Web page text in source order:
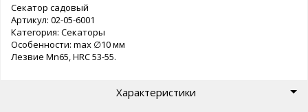
Секатор садовый
Артикул: 02-05-6001
Категория: Секаторы
Особенности: max ∅10 мм
Лезвие Mn65, HRC 53-55.
Характеристики